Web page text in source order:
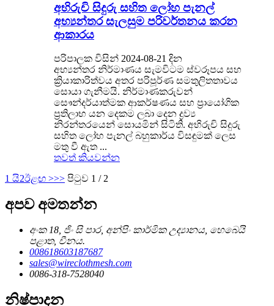
අභිරුචි සිදුරු සහිත ලෝහ පැනල්
අභ්‍යන්තර සැලසුම පරිවර්තනය කරන
ආකාරය
පරිපාලක විසින් 2024-08-21 දින
අභ්‍යන්තර නිර්මාණය සැමවිටම ස්වරූපය සහ
ක්‍රියාකාරිත්වය අතර පරිපූර්ණ සමතුලිතතාවය
සොයා ගැනීමයි. නිර්මාණකරුවන්
සෞන්දර්යාත්මක ආකර්ෂණය සහ ප්‍රායෝගික
ප්‍රතිලාභ යන දෙකම ලබා දෙන ද්‍රව්‍ය
නිරන්තරයෙන් සොයමින් සිටිති. අභිරුචි සිදුරු
සහිත ලෝහ පැනල් බහුකාර්ය විසඳුමක් ලෙස
මතු වී ඇත ...
තවත් කියවන්න
1 යි2ඊළඟ >>> පිටුව 1 / 2
අපව අමතන්න
අංක 18, ජිං සි පාර, අන්පිං කාර්මික උද්‍යානය, හෙබෙයි
පළාත, චීනය.
008618603187687
sales@wireclothmesh.com
0086-318-7528040
නිෂ්පාදන